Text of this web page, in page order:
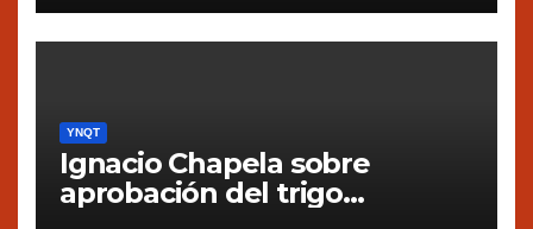
YNQT
Ignacio Chapela sobre
aprobación del trigo